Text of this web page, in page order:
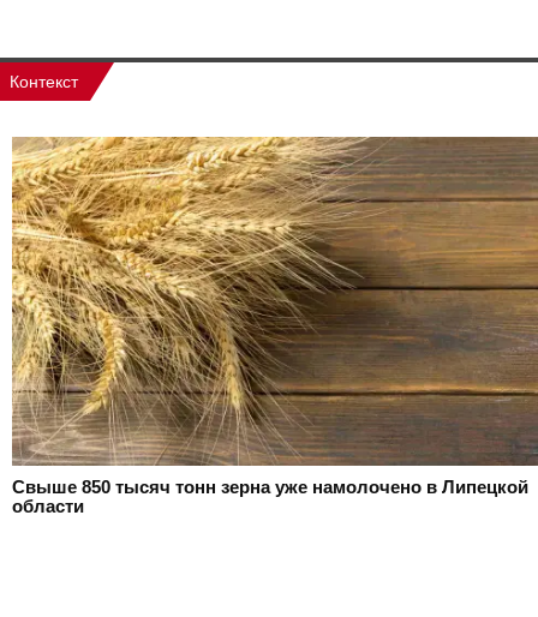
Контекст
Свыше 850 тысяч тонн зерна уже намолочено в Липецкой
области